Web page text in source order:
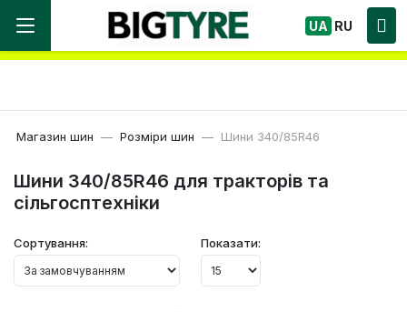
Ми працюємо! Великий вибір Шин, швидка
доставка по Україні!
UA RU
Магазин шин Розміри шин Шини 340/85R46
Шини 340/85R46 для тракторів та
сільгосптехніки
Сортування: Показати: